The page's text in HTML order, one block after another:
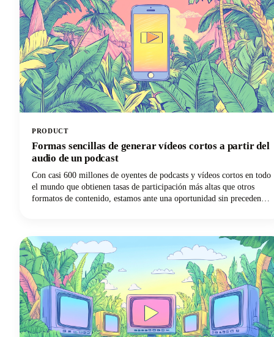
para mejorar tu juego de introducción a YouTube!
PRODUCT
Formas sencillas de generar vídeos cortos a partir del
audio de un podcast
Con casi 600 millones de oyentes de podcasts y vídeos cortos en todo
el mundo que obtienen tasas de participación más altas que otros
formatos de contenido, estamos ante una oportunidad sin precedentes